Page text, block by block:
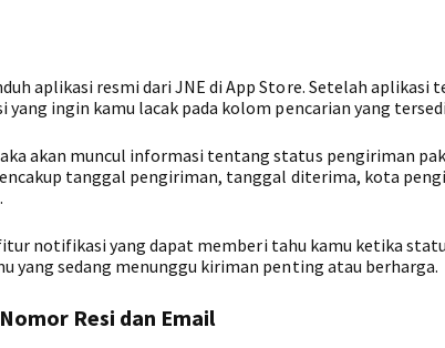
aplikasi resmi dari JNE di App Store. Setelah aplikasi
ingin kamu lacak pada kolom pencarian yang
akan muncul informasi tentang status pengiriman
tanggal pengiriman, tanggal diterima, kota
notifikasi yang dapat memberi tahu kamu ketika
yang sedang menunggu kiriman penting atau berharga.
Resi dan Email